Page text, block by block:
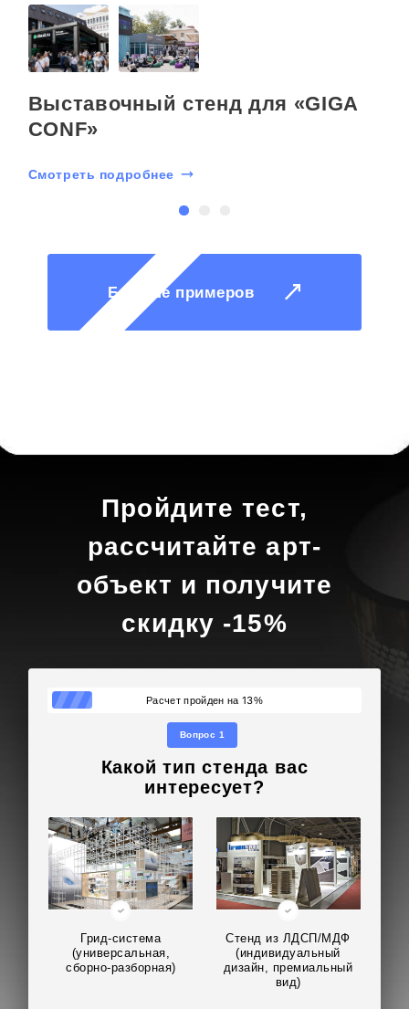
Выставочный стенд для «GIGA
CONF»
Смотреть подробнее
Больше примеров
Пройдите тест,
рассчитайте арт-
объект и получите
скидку -15%
Расчет пройден на 13%
Вопрос 1
Какой тип стенда вас
интересует?
Грид-система
(универсальная,
сборно-разборная)
Стенд из ЛДСП/МДФ
(индивидуальный
дизайн, премиальный
вид)